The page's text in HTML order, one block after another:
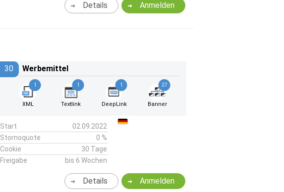
Anmelden
Details
30 Werbemittel
1
XML
1
Textlink
1
DeepLink
27
Banner
Start
02.09.2022
Stornoquote
0 %
Cookie
30 Tage
Freigabe
bis 6 Wochen
Anmelden
Details